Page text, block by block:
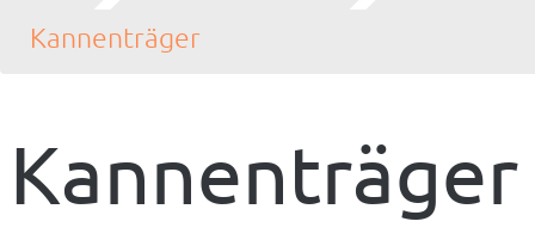
Kannenträger
Kannenträger